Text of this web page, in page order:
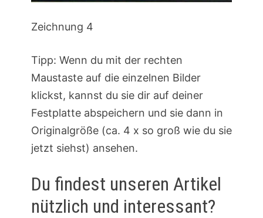
Zeichnung 4
Tipp: Wenn du mit der rechten
Maustaste auf die einzelnen Bilder
klickst, kannst du sie dir auf deiner
Festplatte abspeichern und sie dann in
Originalgröße (ca. 4 x so groß wie du sie
jetzt siehst) ansehen.
Du findest unseren Artikel
nützlich und interessant?